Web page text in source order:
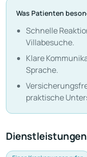
Was Patienten
Schnelle
Villabesuche.
Klare
Sprache.
praktische